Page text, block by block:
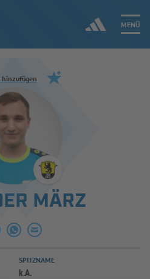
MENÜ
Jetzt einloggen
hinzufügen
MÄRZ
SPITZNAME
k.A.